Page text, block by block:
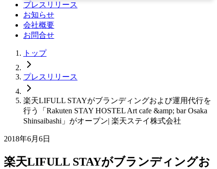
プレスリリース
お知らせ
会社概要
お問合せ
トップ
プレスリリース
楽天LIFULL STAYがブランディングおよび運用代行を
行う「Rakuten STAY HOSTEL Art cafe &amp; bar Osaka
Shinsaibashi」がオープン| 楽天ステイ株式会社
2018年6月6日
楽天LIFULL STAYがブランディングお